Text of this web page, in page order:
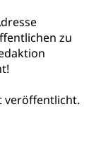
zu
veröffentlicht.